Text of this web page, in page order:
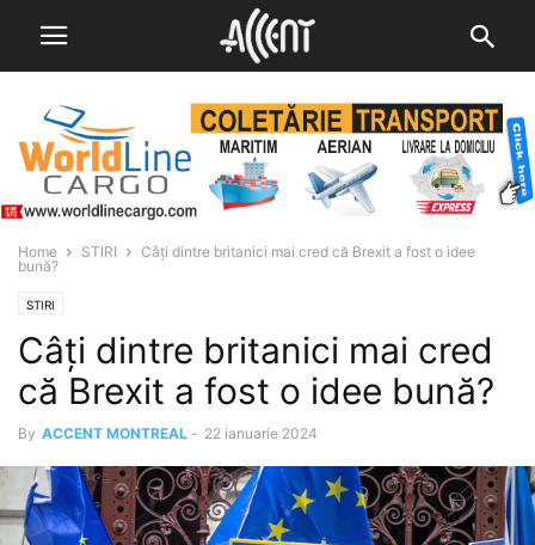
Home STIRI
Câți dintre britanici mai cred că Brexit a fost o idee
bună?
STIRI
Câți dintre britanici mai cred
că Brexit a fost o idee bună?
By ACCENT MONTREAL - 22 ianuarie 2024